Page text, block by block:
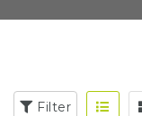
Filter